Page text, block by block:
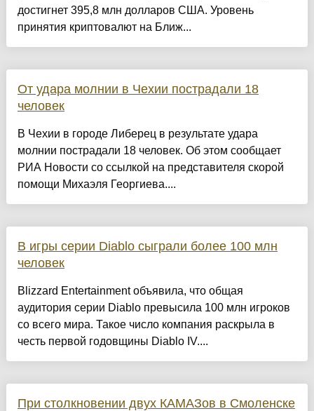
достигнет 395,8 млн долларов США. Уровень
принятия криптовалют на Ближ...
От удара молнии в Чехии пострадали 18
человек
В Чехии в городе Либерец в результате удара
молнии пострадали 18 человек. Об этом сообщает
РИА Новости со ссылкой на представителя скорой
помощи Михаэля Георгиева....
В игры серии Diablo сыграли более 100 млн
человек
Blizzard Entertainment объявила, что общая
аудитория серии Diablo превысила 100 млн игроков
со всего мира. Такое число компания раскрыла в
честь первой годовщины Diablo IV....
При столкновении двух КАМАЗов в Смоленске